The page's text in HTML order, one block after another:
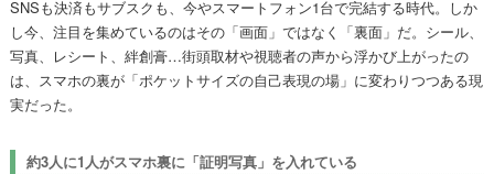
SNSも決済もサブスクも、今やスマートフォン1台で完結する時代。しか
し今、注目を集めているのはその「画面」ではなく「裏面」だ。シール、
写真、レシート、絆創膏…街頭取材や視聴者の声から浮かび上がったの
は、スマホの裏が「ポケットサイズの自己表現の場」に変わりつつある現
実だった。
約3人に1人がスマホ裏に「証明写真」を入れている